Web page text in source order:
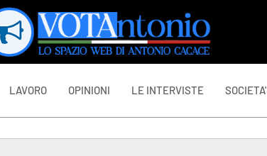
LAVORO OPINIONI LE INTERVISTE SOCIETA'